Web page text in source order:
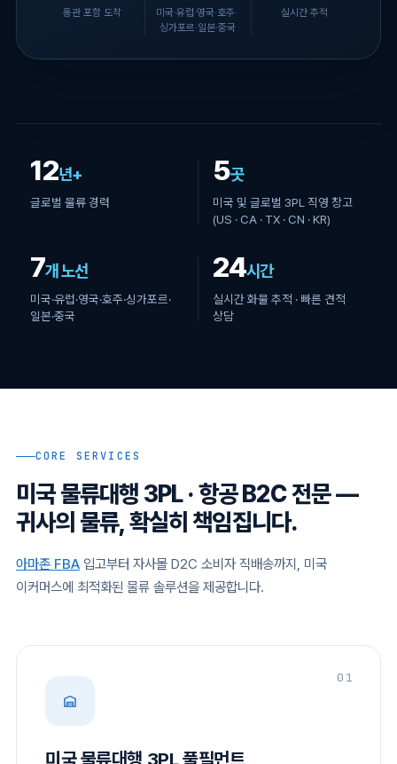
통관 포함 도착
미국·유럽·영국·호주·
싱가포르·일본·중국
실시간 추적
12년+
글로벌 물류 경력
5곳
미국 및 글로벌 3PL 직영 창고
(US · CA · TX · CN · KR)
7개 노선
미국·유럽·영국·호주·싱가포르·
일본·중국
24시간
실시간 화물 추적 · 빠른 견적
상담
CORE SERVICES
미국 물류대행 3PL · 항공 B2C 전문 —
귀사의 물류, 확실히 책임집니다.
아마존 FBA 입고부터 자사몰 D2C 소비자 직배송까지, 미국
이커머스에 최적화된 물류 솔루션을 제공합니다.
01
미국 물류대행 3PL 풀필먼트